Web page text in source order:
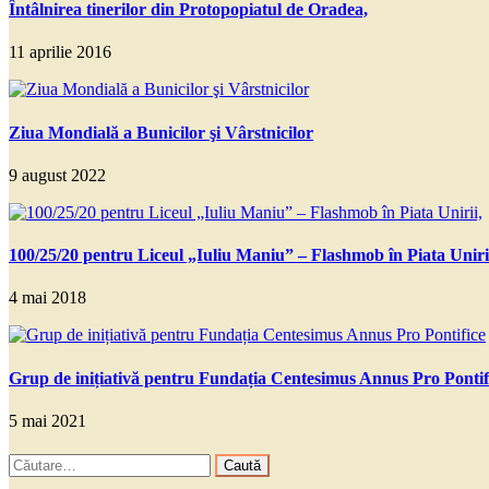
Întâlnirea tinerilor din Protopopiatul de Oradea,
11 aprilie 2016
Ziua Mondială a Bunicilor şi Vârstnicilor
9 august 2022
100/25/20 pentru Liceul „Iuliu Maniu” – Flashmob în Piata
4 mai 2018
Grup de inițiativă pentru Fundația Centesimus Annus Pro
5 mai 2021
Caută
după: